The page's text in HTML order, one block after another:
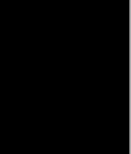
fué producida en